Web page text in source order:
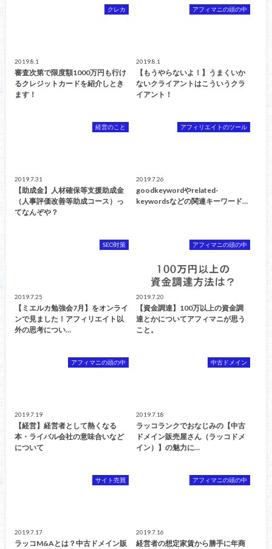
クレカ
2019.8.1
審査次第で限度額1000万円も行け
るクレジットカードを紹介しとき
ます！
アフィマニの頭の中
2019.8.1
【もうやらないよ！】うまくいか
ないクライアントはこういうクラ
イアント！
経営のこと
2019.7.31
【助成金】人材確保等支援助成金
（人事評価改善等助成コース）っ
てなんぞや？
アフィリエイトのツール
2019.7.26
goodkeywordやrelated-
keywordsなどの関連キーワード…
SEO対策
2019.7.25
【ミエルカ勉強会7月】をオンライ
ンで見ました！アフィリエイト以
外の思考につい…
アフィマニの頭の中
2019.7.20
【資金調達】100万以上の資金調
達とかについてアフィマニが思う
こと。
アフィマニの頭の中
2019.7.19
【経営】経営者として熱くなる
本・ライバル会社の意味合いなど
について
中古ドメイン
2019.7.18
ラッコランクでおなじみの【中古
ドメイン販売屋さん（ラッコドメ
イン）】の魅力に…
サイト売買
2019.7.17
ラッコM&Aとは？中古ドメイン販
アフィマニの頭の中
2019.7.16
経営者の想定家賃から勝手に年商